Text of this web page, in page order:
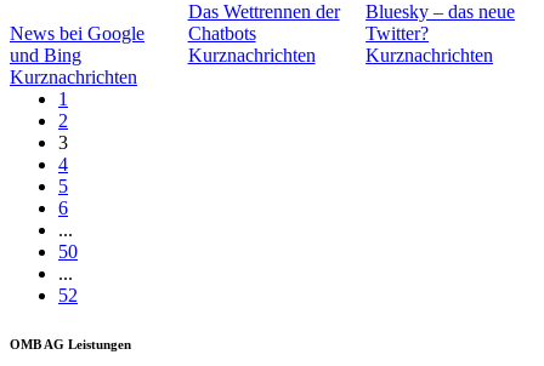
News bei Google
und Bing
Kurznachrichten
Das Wettrennen der
Chatbots
Kurznachrichten
Bluesky – das neue
Twitter?
Kurznachrichten
1
2
3
4
5
6
...
50
...
52
OMB AG Leistungen